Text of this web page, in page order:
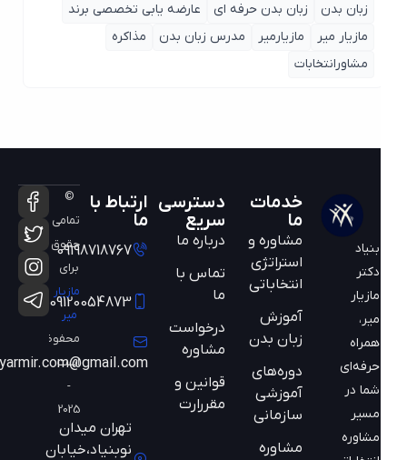
زبان بدن
زبان بدن حرفه ای
عارضه یابی تخصصی برند
مازیار میر
مازیارمیر مدرس زبان بدن
مذاکره
مشاورانتخابات
مازیار
همراه
حرفه‌ای
شما در
مسیر
مشاوره
خدمات
مشاوره و
استراتژی
انتخاباتی
آموزش
زبان بدن
دوره‌های
آموزشی
سازمانی
مشاوره
دسترسی
سریع
درباره ما
تماس با
ما
درخواست
مشاوره
قوانین و
مقررارت
ارتباط با
09198718767
09120054873
mazyarmir.com@gmail.com
تهران میدان
نوبنیاد،خیابان
©
تمامی
حقوق
محفوظ
است